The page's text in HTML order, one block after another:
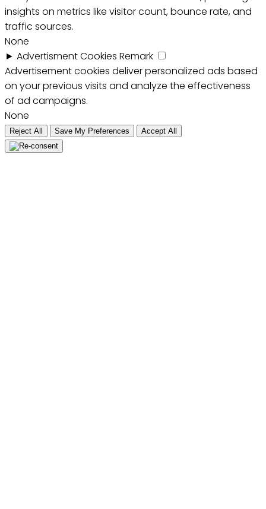
insights on metrics like visitor count, bounce rate, and
traffic sources.
None
► Advertisment Cookies Remark
Advertisement cookies deliver personalized ads based
on your previous visits and analyze the effectiveness
of ad campaigns.
None
Reject All Save My Preferences Accept All